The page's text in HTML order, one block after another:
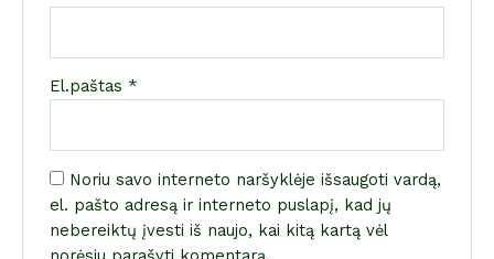
El.paštas *
Noriu savo interneto naršyklėje išsaugoti vardą,
el. pašto adresą ir interneto puslapį, kad jų
nebereiktų įvesti iš naujo, kai kitą kartą vėl